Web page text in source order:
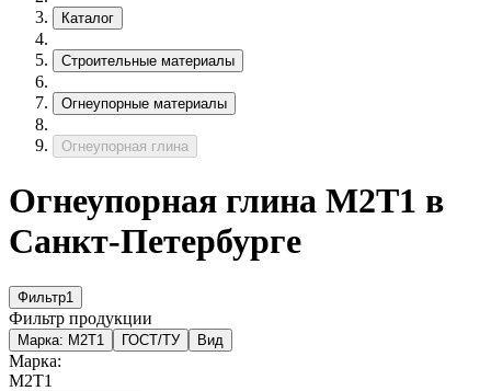
Каталог
Строительные материалы
Огнеупорные материалы
Огнеупорная глина
Огнеупорная глина М2Т1 в
Санкт-Петербурге
Фильтр1
Фильтр продукции
Марка: М2Т1 ГОСТ/ТУ Вид
Марка:
М2Т1